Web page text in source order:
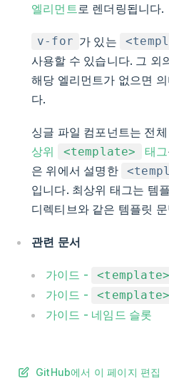
엘리먼트 로 렌더링됩니다.
v-for 가 있는
사용할 수 있습니다. 그 외
해당 엘리먼트가 없으면
다.
싱글 파일 컴포넌트는 전
상위
<template> 태그
은 위에서 설명한
입니다. 최상위 태그는 템
디렉티브와 같은 템플릿
관련 문서
가이드 - <template>
가이드 - <template>
가이드 - 네임드 슬롯
GitHub에서 이 페이지 편집